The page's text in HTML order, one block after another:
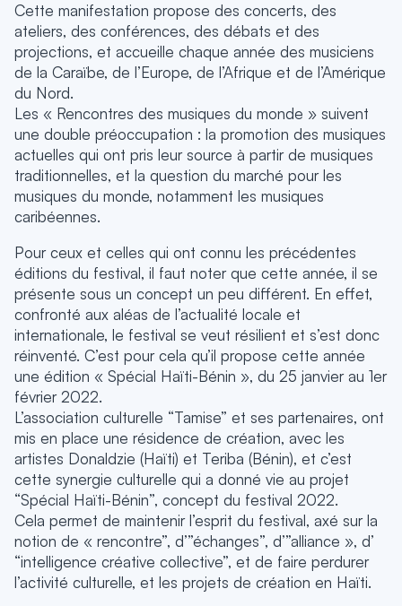
Cette manifestation propose des concerts, des
ateliers, des conférences, des débats et des
projections, et accueille chaque année des musiciens
de la Caraïbe, de l’Europe, de l’Afrique et de l’Amérique
du Nord.
Les « Rencontres des musiques du monde » suivent
une double préoccupation : la promotion des musiques
actuelles qui ont pris leur source à partir de musiques
traditionnelles, et la question du marché pour les
musiques du monde, notamment les musiques
caribéennes.
Pour ceux et celles qui ont connu les précédentes
éditions du festival, il faut noter que cette année, il se
présente sous un concept un peu différent. En effet,
confronté aux aléas de l’actualité locale et
internationale, le festival se veut résilient et s’est donc
réinventé. C’est pour cela qu’il propose cette année
une édition « Spécial Haïti-Bénin », du 25 janvier au 1er
février 2022.
L’association culturelle “Tamise” et ses partenaires, ont
mis en place une résidence de création, avec les
artistes Donaldzie (Haïti) et Teriba (Bénin), et c’est
cette synergie culturelle qui a donné vie au projet
“Spécial Haïti-Bénin”, concept du festival 2022.
Cela permet de maintenir l’esprit du festival, axé sur la
notion de « rencontre”, d’”échanges”, d’”alliance », d’
“intelligence créative collective”, et de faire perdurer
l’activité culturelle, et les projets de création en Haïti.